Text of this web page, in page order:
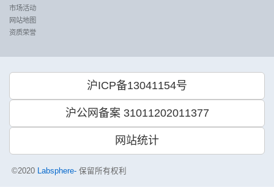
市场活动
网站地图
资质荣誉
沪ICP备13041154号
沪公网备案 31011202011377
网站统计
©2020 Labsphere- 保留所有权利